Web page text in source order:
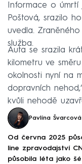
Informace o
Poštová, srazilo
uvedla.
služba.
Auta se srazila
kilometru ve
okolnosti nyní na
dopravních
kvůli nehodě
Pavlína Švarcová
Od června 2025
line zpravodajství
působila léta jako